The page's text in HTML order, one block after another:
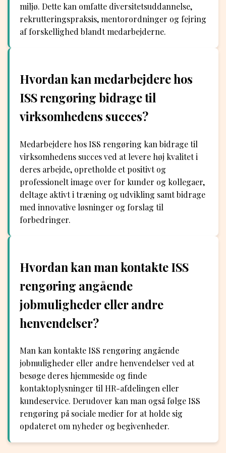
miljø. Dette kan omfatte diversitetsuddannelse,
rekrutteringspraksis, mentorordninger og fejring
af forskellighed blandt medarbejderne.
Hvordan kan medarbejdere hos
ISS rengøring bidrage til
virksomhedens succes?
Medarbejdere hos ISS rengøring kan bidrage til
virksomhedens succes ved at levere høj kvalitet i
deres arbejde, opretholde et positivt og
professionelt image over for kunder og kollegaer,
deltage aktivt i træning og udvikling samt bidrage
med innovative løsninger og forslag til
forbedringer.
Hvordan kan man kontakte ISS
rengøring angående
jobmuligheder eller andre
henvendelser?
Man kan kontakte ISS rengøring angående
jobmuligheder eller andre henvendelser ved at
besøge deres hjemmeside og finde
kontaktoplysninger til HR-afdelingen eller
kundeservice. Derudover kan man også følge ISS
rengøring på sociale medier for at holde sig
opdateret om nyheder og begivenheder.